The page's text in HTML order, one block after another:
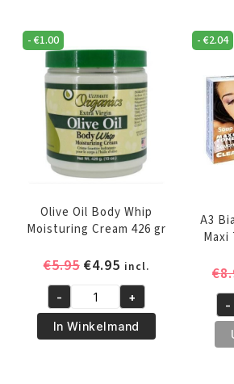
355
aantal
-€1.00
Olive Oil Body Whip
Moisturing Cream 426 gr
€5.95 Oorspronkelijke
was:
€5.95.
€4.95Huidige
prijs
is:
€4.95.
incl.
Olive
Oil
Body
- +
In Winkelmand
-€2.04
A3
Maxi
€
A3
-